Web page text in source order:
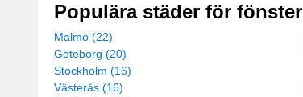
Populära städer för fönster
Malmö (22)
Göteborg (20)
Stockholm (16)
Västerås (16)